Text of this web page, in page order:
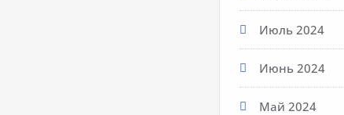
Июль 2024
Июнь 2024
Май 2024